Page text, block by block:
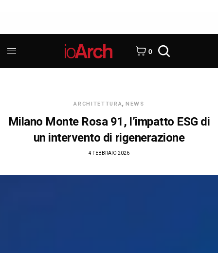
0
ARCHITETTURA, NEWS
Milano Monte Rosa 91, l’impatto ESG di
un intervento di rigenerazione
4 FEBBRAIO 2026